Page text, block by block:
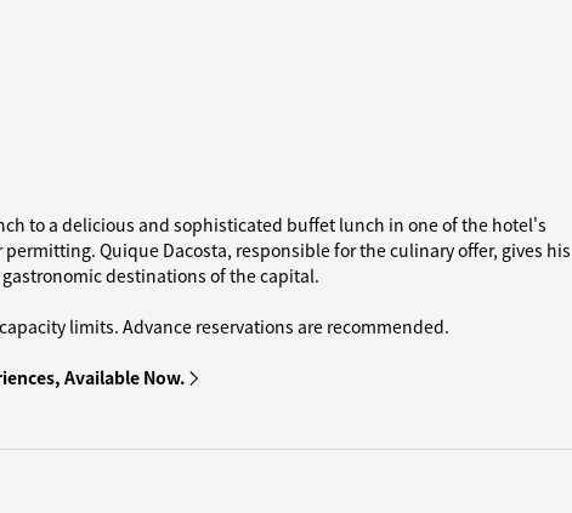
to a delicious and sophisticated buffet lunch in one of the hotel's
Quique Dacosta, responsible for the culinary offer, gives his
destinations of the capital.
limits. Advance reservations are recommended.
Available Now.